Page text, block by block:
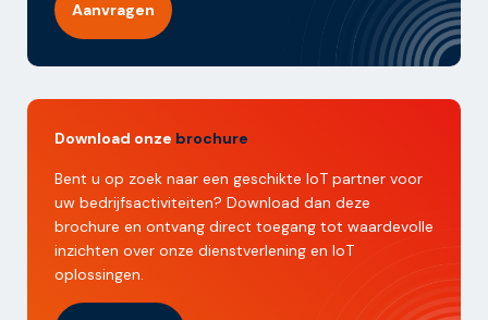
Aanvragen
Download onze brochure
Bent u op zoek naar een geschikte IoT partner voor
uw bedrijfsactiviteiten? Download dan deze
brochure en ontvang direct toegang tot waardevolle
inzichten over onze dienstverlening en IoT
oplossingen.